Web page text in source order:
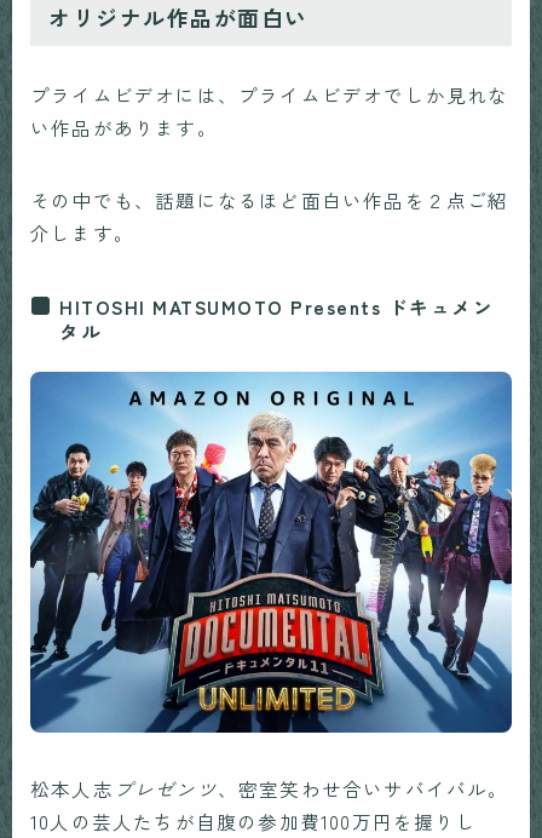
オリジナル作品が面白い
プライムビデオには、プライムビデオでしか見れな
い作品があります。
その中でも、話題になるほど面白い作品を２点ご紹
介します。
HITOSHI MATSUMOTO Presents ドキュメン
タル
松本人志 プレゼンツ、密室笑わせ合いサバイバル。
10人の芸人たちが自腹の参加費100万円を握りし